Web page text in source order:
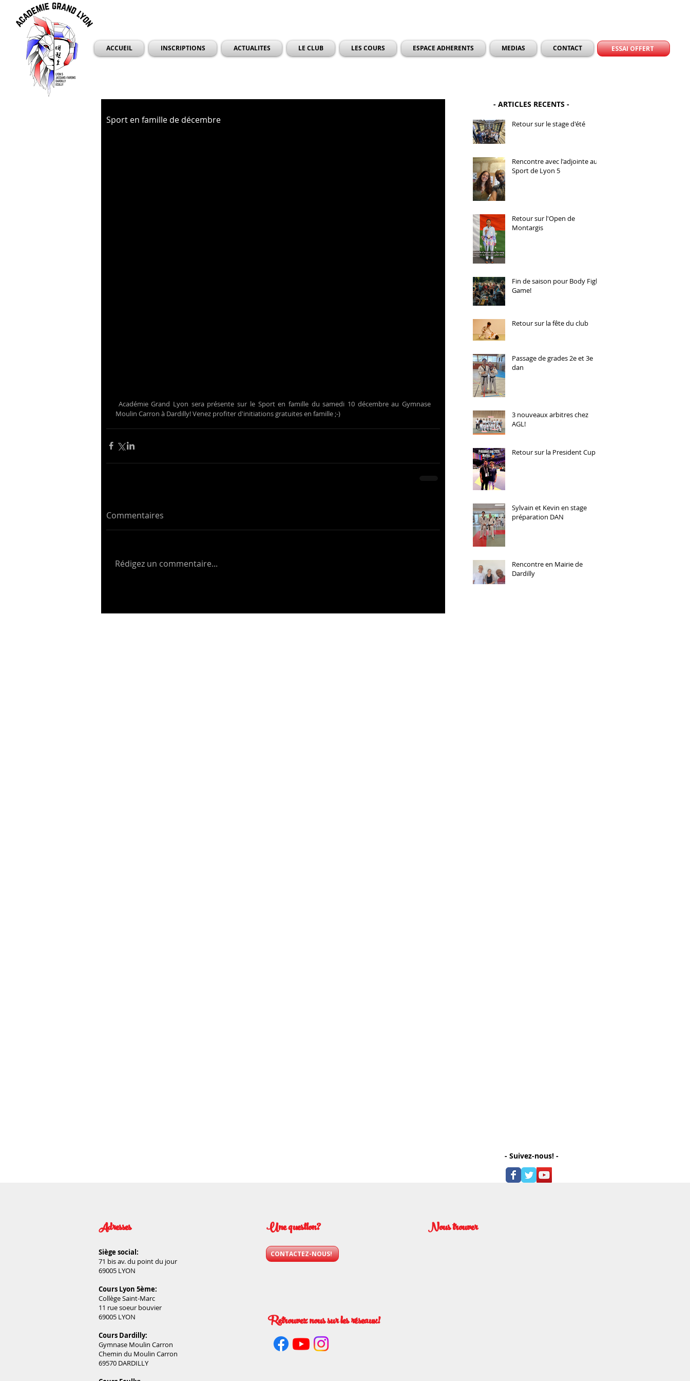
ACCUEIL INSCRIPTIONS ACTUALITES LE CLUB LES COURS ESPACE ADHERENTS MEDIAS CONTACT ESSAI OFFERT
Sport en famille de décembre
Moulin Carron à Dardilly! Venez profiter d'initiations gratuites en famille ;-)
Commentaires
Rédigez un commentaire...
- ARTICLES RECENTS -
Retour sur le stage d'été
Rencontre avec l'adjointe au
Sport de Lyon 5
Retour sur l'Open de
Montargis
Fin de saison pour Body Fight
Game!
Retour sur la fête du club
Passage de grades 2e et 3e
dan
3 nouveaux arbitres chez
AGL!
Retour sur la President Cup
Sylvain et Kevin en stage
préparation DAN
Rencontre en Mairie de
Dardilly
- Suivez-nous! -
CONTACTEZ-NOUS!
Retrouvez nous sur les réseaux!
Adresses
Siège social:
71 bis av. du point du jour
69005 LYON
Cours Lyon 5ème:
Collège Saint-Marc
11 rue soeur bouvier
69005 LYON
Cours Dardilly:
Gymnase Moulin Carron
Chemin du Moulin Carron
69570 DARDILLY
Une question? Nous trouver